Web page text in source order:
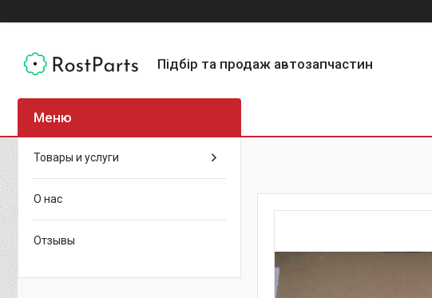
Підбір та продаж автозапчастин
Товары и услуги
О нас
Отзывы